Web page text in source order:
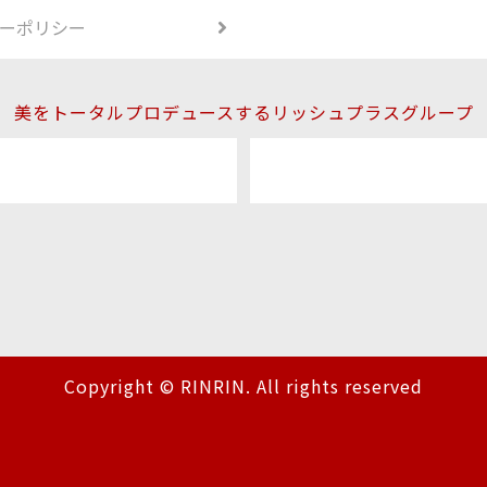
ポリシー
美をトータルプロデュースするリッシュプラスグループ
Copyright © RINRIN. All rights reserved